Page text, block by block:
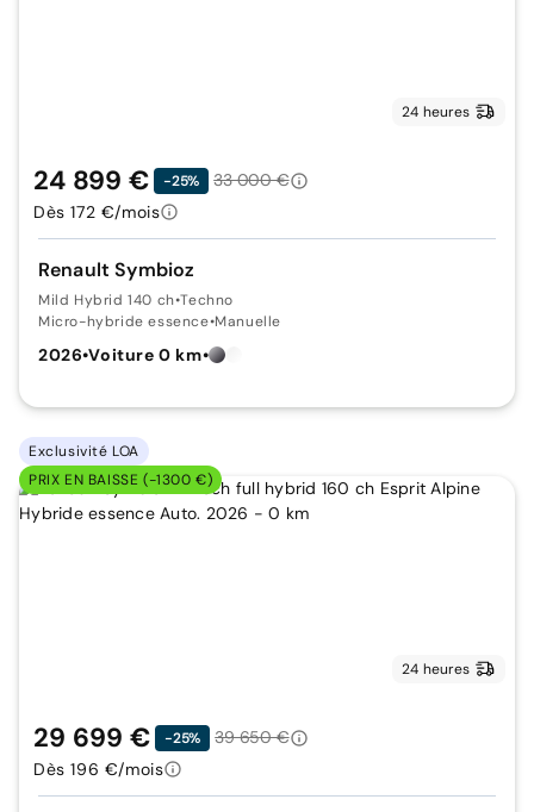
24 heures
Renault Symbioz
Mild Hybrid 140 ch•Techno
Micro-hybride essence•Manuelle
2026•Voiture 0 km•
24 899 € -25%
33 000 €
Dès 172 €/mois
Exclusivité LOA
PRIX EN BAISSE (-1300 €)
24 heures
29 699 € -25%
39 650 €
Dès 196 €/mois